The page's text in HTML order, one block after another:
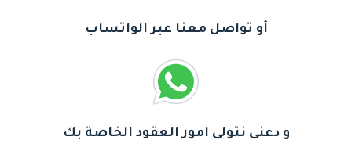
أو تواصل معنا عبر الواتساب
و دعنى نتولى امور العقود الخاصة بك